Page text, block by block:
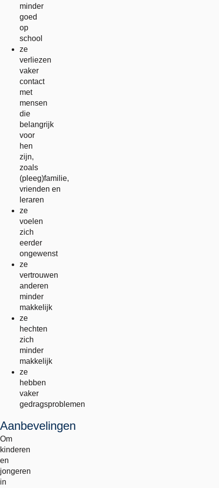
minder
goed
op
school
ze
verliezen
vaker
contact
met
mensen
die
belangrijk
voor
hen
zijn,
zoals
(pleeg)familie,
vrienden en
leraren
ze
voelen
zich
eerder
ongewenst
ze
vertrouwen
anderen
minder
makkelijk
ze
hechten
zich
minder
makkelijk
ze
hebben
vaker
gedragsproblemen
Aanbevelingen
Om
kinderen
en
jongeren
in